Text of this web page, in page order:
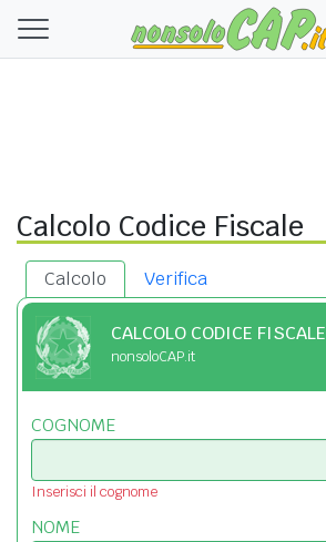
Calcolo Codice Fiscale
Calcolo Verifica
CALCOLO CODICE FISCALE
nonsoloCAP.it
COGNOME
Inserisci il cognome
NOME